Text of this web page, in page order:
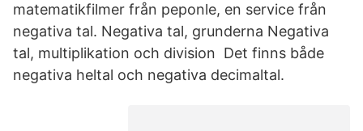
matematikfilmer från peponle, en service från
negativa tal. Negativa tal, grunderna Negativa
tal, multiplikation och division Det finns både
negativa heltal och negativa decimaltal.